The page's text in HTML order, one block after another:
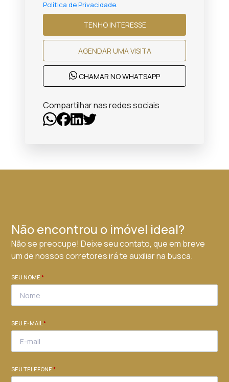
Política de Privacidade.
TENHO INTERESSE
AGENDAR UMA VISITA
CHAMAR NO WHATSAPP
Compartilhar nas redes sociais
Não encontrou o imóvel ideal?
Não se preocupe! Deixe seu contato, que em breve
um de nossos corretores irá te auxiliar na busca.
SEU NOME*
SEU E-MAIL*
SEU TELEFONE*